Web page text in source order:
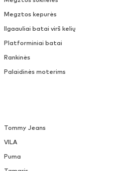
Megztos kepurės
Ilgaauliai batai virš kelių
Platforminiai batai
Rankinės
Palaidinės moterims
Tommy Jeans
VILA
Puma